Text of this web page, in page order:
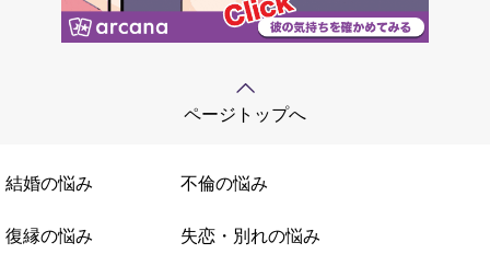
ページトップへ
結婚の悩み 不倫の悩み
復縁の悩み 失恋・別れの悩み